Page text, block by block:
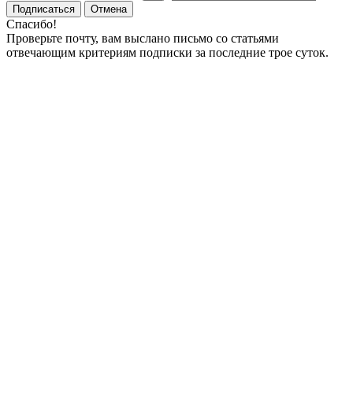
Подписаться
Отмена
Спасибо!
Проверьте почту, вам выслано письмо со статьями
отвечающим критериям подписки за последние трое суток.